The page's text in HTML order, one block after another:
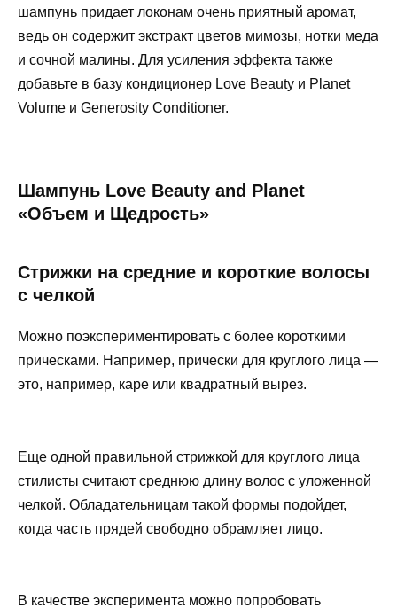
шампунь придает локонам очень приятный аромат,
ведь он содержит экстракт цветов мимозы, нотки меда
и сочной малины. Для усиления эффекта также
добавьте в базу кондиционер Love Beauty и Planet
Volume и Generosity Conditioner.
Шампунь Love Beauty and Planet
«Объем и Щедрость»
Стрижки на средние и короткие волосы
с челкой
Можно поэкспериментировать с более короткими
прическами. Например, прически для круглого лица —
это, например, каре или квадратный вырез.
Еще одной правильной стрижкой для круглого лица
стилисты считают среднюю длину волос с уложенной
челкой. Обладательницам такой формы подойдет,
когда часть прядей свободно обрамляет лицо.
В качестве эксперимента можно попробовать